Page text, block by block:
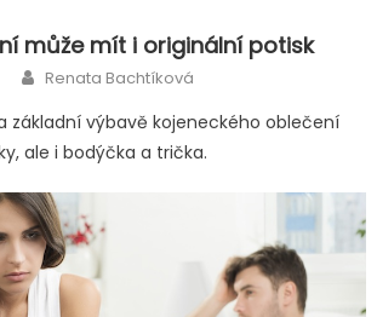
může mít i originální potisk
Author
Renata Bachtíková
základní výbavě kojeneckého oblečení
ale i bodýčka a trička.